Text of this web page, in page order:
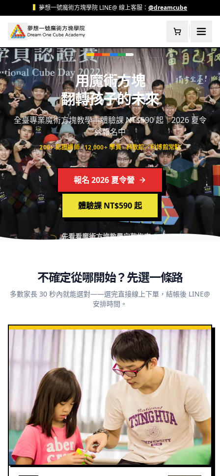
跳至主要內容夢想一號魔術方塊學院 LINE@ 線上客服： @dreamcube
用魔術方塊
翻轉孩子的未來
全臺專業魔術方塊教學｜體驗課 NT$590 起｜2026 夏令
營報名中
200+ 認證講師 · 12,000+ 學員 · 科教館／科博館常駐
報名 2026 夏令營
體驗課 NT$590 起
先看看魔術方塊教學完整指南
不確定從哪開始？先選一條路
多數家長 30 秒內就能選對——選完直接線上下單，結帳後 LINE@
安排時間。